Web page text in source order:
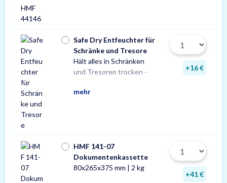
Safe Dry Entfeuchter für
Schränke und Tresore
Hält alles in Schränken
und Tresoren trocken -
Praktischer Entfeuchter
aus Naturgranulat für
Tresore und Schränke
gegen Rost, Schimmel und
mehr
+16 €
HMF 141-07
Dokumentenkassette
80x265x375 mm | 2 kg
+41 €